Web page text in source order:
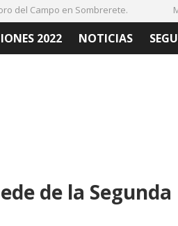
Campo en Sombrerete.
2022 NOTICIAS
de la